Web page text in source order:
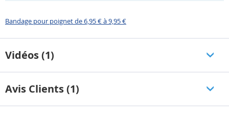
Bandage pour poignet de 6,95 € à 9,95 €
Vidéos (1)
Avis Clients (1)